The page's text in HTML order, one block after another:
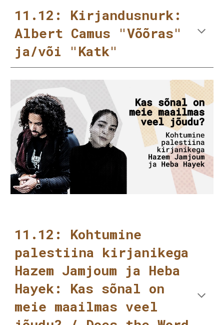
11.12: Kirjandusnurk:
Albert Camus "Võõras"
ja/või "Katk"
11.12: Kohtumine
palestiina kirjanikega
Hazem Jamjoum ja Heba
Hayek: Kas sõnal on
meie maailmas veel